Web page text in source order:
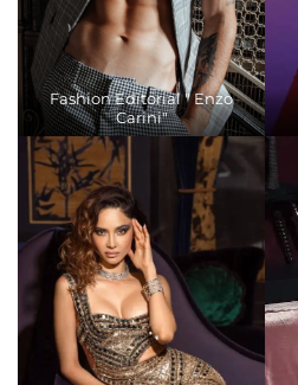
Fashion Editorial " Enzo
Carini"